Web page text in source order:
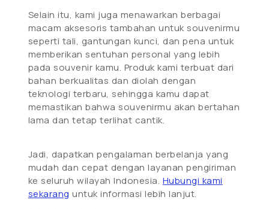
Selain itu, kami juga menawarkan berbagai
macam aksesoris tambahan untuk souvenirmu
seperti tali, gantungan kunci, dan pena untuk
memberikan sentuhan personal yang lebih
pada souvenir kamu. Produk kami terbuat dari
bahan berkualitas dan diolah dengan
teknologi terbaru, sehingga kamu dapat
memastikan bahwa souvenirmu akan bertahan
lama dan tetap terlihat cantik.
Jadi, dapatkan pengalaman berbelanja yang
mudah dan cepat dengan layanan pengiriman
ke seluruh wilayah Indonesia. Hubungi kami
sekarang untuk informasi lebih lanjut.